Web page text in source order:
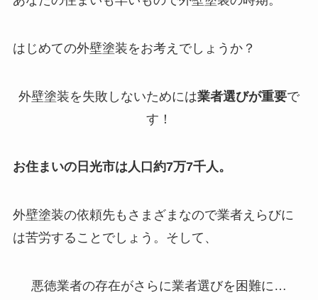
はじめての外壁塗装をお考えでしょうか？
外壁塗装を失敗しないためには業者選びが重要で
す！
お住まいの日光市は人口約7万7千人。
外壁塗装の依頼先もさまざまなので業者えらびに
は苦労することでしょう。そして、
悪徳業者の存在がさらに業者選びを困難に…